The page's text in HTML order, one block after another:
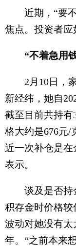
近期，“要不
焦点。投资者应
“不着急用
2月10日，家
新经纬，她自
截至目前共持有
格大约是676元/
近一次补仓是在
表示。
谈及是否持
积存金时价格
波动对她没有
年。“之前本来